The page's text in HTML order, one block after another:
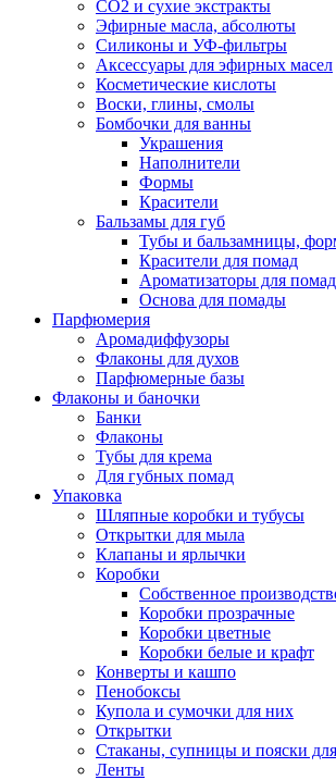
СО2 и сухие экстракты
Эфирные масла, абсолюты
Силиконы и УФ-фильтры
Аксессуары для эфирных масел
Косметические кислоты
Воски, глины, смолы
Бомбочки для ванны
Украшения
Наполнители
Формы
Красители
Бальзамы для губ
Тубы и бальзамницы,
Красители для помад
Ароматизаторы для помад
Основа для помады
Парфюмерия
Аромадиффузоры
Флаконы для духов
Парфюмерные базы
Флаконы и баночки
Банки
Флаконы
Тубы для крема
Для губных помад
Упаковка
Шляпные коробки и тубусы
Открытки для мыла
Клапаны и ярлычки
Коробки
Собственное
Коробки прозрачные
Коробки цветные
Коробки белые и крафт
Конверты и кашпо
Пенобоксы
Купола и сумочки для них
Открытки
Стаканы, супницы и пояски
Ленты